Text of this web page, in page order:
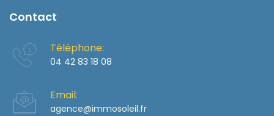
Contact
Téléphone:
04 42 83 18 08
Email:
agence@immosoleil.fr